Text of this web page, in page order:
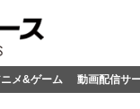
メ&ゲーム 動画配信サ